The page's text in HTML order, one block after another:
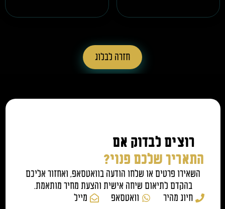
חזרה לבלוג
רוצים לבדוק אם
התאריך שלכם פנוי?
השאירו פרטים או שלחו הודעה בוואטסאפ, ואחזור אליכם
בהקדם לתיאום שיחה אישית והצעת מחיר מותאמת.
חיוג מהיר
וואטסאפ מייל